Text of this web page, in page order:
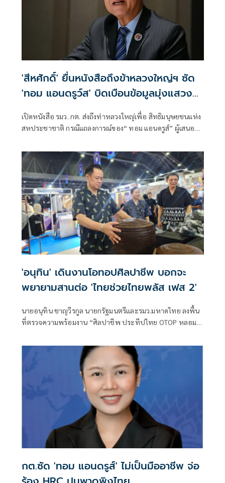
'สีหศักดิ์' ยื่นหนังสือถึงข้าหลวงใหญ่ฯ ซัด
'ทอม แอนดรูว์ส' บิดเบือนข้อมูลมุ่งแสวงหา
ผลประโยชน์ทางการเมือง
เปิดหนังสือ รมว. กต. ส่งถึงท่าหลวงใหญ่เพื่อ สิทธิมนุษยชนแห่ง
สหประชาชาติ กรณีแถลงการณ์ของ“ ทอม แอนดรูส์” ผู้เสนอ
พาดพิงไทยด้วยข้อมูลที่ไม่ตรงกับความเป็นจริง
'อนุทิน' เดินงานโอทอปศิลปาชีพ บอกจะ
พยายามสานต่อ 'ไทยช่วยไทยพลัส เฟส 2'
นายอนุทิน ชาญวีรกูล นายกรัฐมนตรีและรมว.มหาดไทย ลงพื้น
ที่ตรวจความพร้อมงาน “ศิลปาชีพ ประทีปไทย OTOP หลอม
สิงหาคม นี้ ณ อาคารชาเลนเจอร์ 1–3 อิมแพ็ค เมืองทองธานี ซึ่ง
นายกรัฐมนตรีจะเดินทางมาเปิดงานอย่างเป็นทางการ ในวัน
จันทร์ที่ 10 สิงหาคม
กต.ซัด 'ทอม แอนดรูส์' ไม่เป็นมืออาชีพ จ่อ